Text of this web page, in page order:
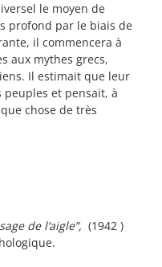
le moyen de
profond par le biais de
il commencera à
aux mythes grecs,
Il estimait que leur
peuples et pensait, à
chose de très
de l’aigle”, (1942 )